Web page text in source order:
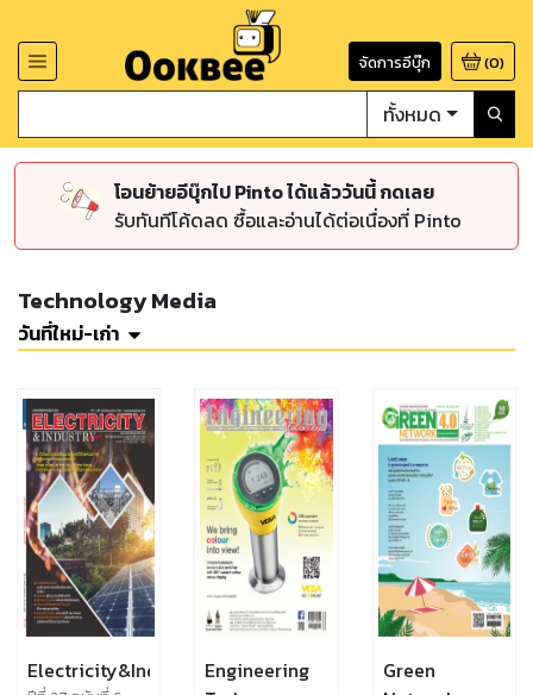
จัดการอีบุ๊ก (0)
ทั้งหมด
โอนย้ายอีบุ๊กไป Pinto ได้แล้ววันนี้ กดเลย
รับทันทีโค้ดลด ซื้อและอ่านได้ต่อเนื่องที่ Pinto
Technology Media
วันที่ใหม่-เก่า
Electricity&Industry
Engineering
Green